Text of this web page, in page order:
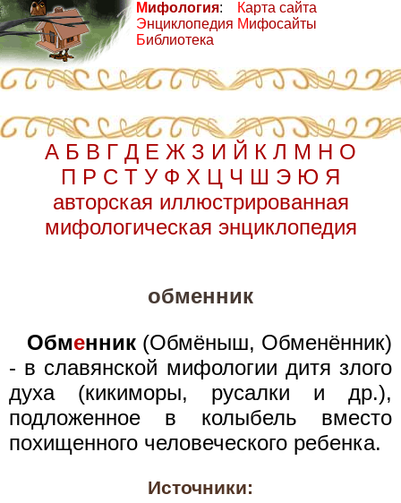
Мифология:
Энциклопедия
Библиотека
Карта сайта
Мифосайты
А Б В Г Д Е Ж З И Й К Л М Н О
П Р С Т У Ф Х Ц Ч Ш Э Ю Я
авторская иллюстрированная
мифологическая энциклопедия
обменник
Обменник (Обмёныш, Обменённик)
- в славянской мифологии дитя злого
духа (кикиморы, русалки и др.),
подложенное в колыбель вместо
похищенного человеческого ребенка.
Источники: